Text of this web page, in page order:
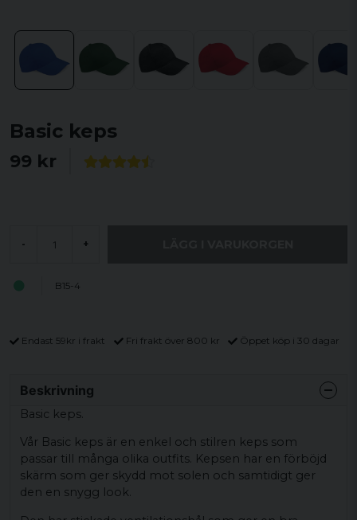
Basic keps
99 kr
- +
B15-4
Endast 59kr i frakt Fri frakt över 800 kr Öppet köp i 30 dagar
Beskrivning
Basic keps.
Vår Basic keps är en enkel och stilren keps som
passar till många olika outfits. Kepsen har en förböjd
skärm som ger skydd mot solen och samtidigt ger
den en snygg look.